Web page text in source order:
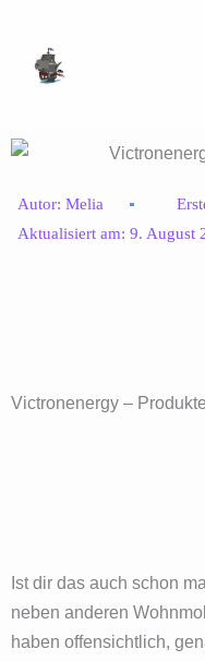
springen
Autor: Melia
Aktualisiert am: 9. August
Victronenergy –
Ist dir das auch schon
neben anderen
haben offensichtlich,